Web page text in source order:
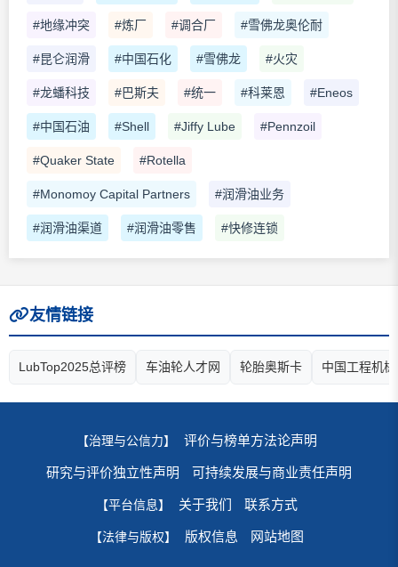
#地缘冲突 #炼厂 #调合厂 #雪佛龙奥伦耐
#昆仑润滑 #中国石化 #雪佛龙 #火灾
#龙蟠科技 #巴斯夫 #统一 #科莱恩 #Eneos
#中国石油 #Shell #Jiffy Lube #Pennzoil
#Quaker State #Rotella
#Monomoy Capital Partners #润滑油业务
#润滑油渠道 #润滑油零售 #快修连锁
友情链接
LubTop2025总评榜 车油轮人才网 轮胎奥斯卡 中国工程机
【治理与公信力】 评价与榜单方法论声明
研究与评价独立性声明 可持续发展与商业责任声明
【平台信息】 关于我们 联系方式
【法律与版权】 版权信息 网站地图